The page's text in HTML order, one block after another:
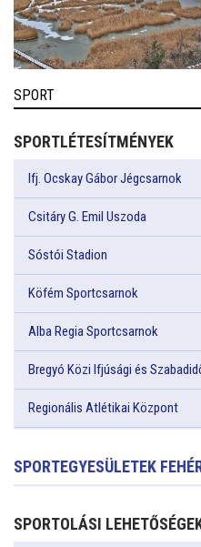
SPORT
SPORTLÉTESÍTMÉNYEK
Ifj. Ocskay Gábor Jégcsarnok
Csitáry G. Emil Uszoda
Sóstói Stadion
Köfém Sportcsarnok
Alba Regia Sportcsarnok
Bregyó Közi Ifjúsági és
Regionális Atlétikai Központ
SPORTEGYESÜLETEK
SPORTOLÁSI